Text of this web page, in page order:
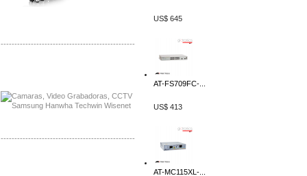
-------------------------------------------------
-------------------------------------------------
US$ 645
AT-FS709FC-...
US$ 413
AT-MC115XL-...